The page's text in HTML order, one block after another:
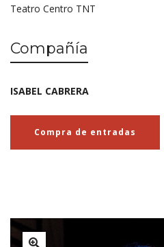
Teatro Centro TNT
Compañía
ISABEL CABRERA
Compra de entradas